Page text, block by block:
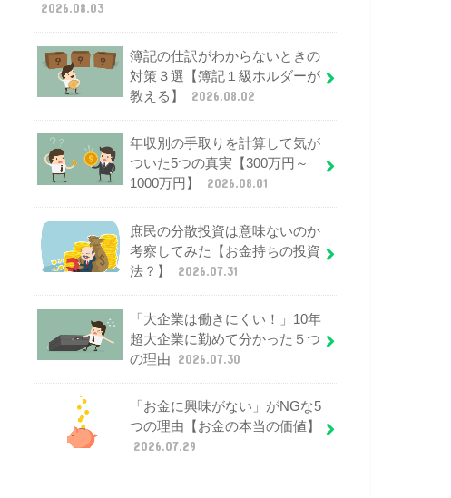
2026.08.03
簿記の仕訳がわからないときの
対策３選【簿記１級ホルダーが
教える】
2026.08.02
年収別の手取りを計算して気が
ついた5つの真実【300万円～
1000万円】
2026.08.01
庶民の分散投資は意味ないのか
考察してみた【お金持ちの投資
法？】
2026.07.31
「大企業は働きにくい！」10年
超大企業に勤めて分かった５つ
の理由
2026.07.30
「お金に興味がない」がNGな5
つの理由【お金の本当の価値】
2026.07.29